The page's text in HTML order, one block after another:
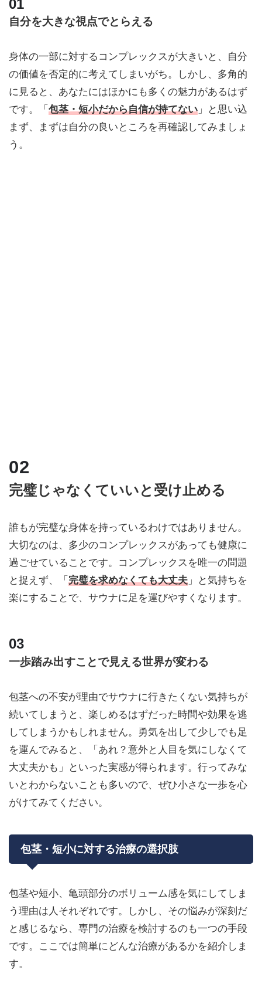
自分を大きな視点でとらえる
身体の一部に対するコンプレックスが大きいと、自分
の価値を否定的に考えてしまいがち。しかし、多角的
に見ると、あなたにはほかにも多くの魅力があるはず
です。「 包茎・短小だから自信が持てない 」と思い込
まず、まずは自分の良いところを再確認してみましょ
う。
完璧じゃなくていいと受け止める
誰もが完璧な身体を持っているわけではありません。
大切なのは、多少のコンプレックスがあっても健康に
過ごせていることです。コンプレックスを唯一の問題
と捉えず、「 完璧を求めなくても大丈夫 」と気持ちを
楽にすることで、サウナに足を運びやすくなります。
一歩踏み出すことで見える世界が変わる
包茎への不安が理由でサウナに行きたくない気持ちが
続いてしまうと、楽しめるはずだった時間や効果を逃
してしまうかもしれません。勇気を出して少しでも足
を運んでみると、「あれ？意外と人目を気にしなくて
大丈夫かも」といった実感が得られます。行ってみな
いとわからないことも多いので、ぜひ小さな一歩を心
がけてみてください。
包茎・短小に対する治療の選択肢
包茎や短小、亀頭部分のボリューム感を気にしてしま
う理由は人それぞれです。しかし、その悩みが深刻だ
と感じるなら、専門の治療を検討するのも一つの手段
です。ここでは簡単にどんな治療があるかを紹介しま
す。